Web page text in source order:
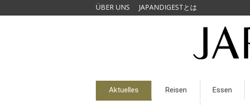
ÜBER UNS JAPANDIGESTとは
Aktuelles Reisen Essen